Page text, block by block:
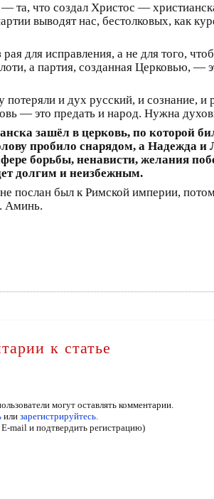
что создал Христос —
выводят нас, бестолковых, как
для исправления, а не для того,
а партия, созданная Церковью, —
и дух русский, и сознание, и
— это предать и народ. Нужна
зашёл в церковь, по которой
пробило снарядом, а Надежда и
борьбы, ненависти, желания
долгим и неизбежным.
послан был к Римской империи,
Аминь.
к статье
могут оставлять комментарии.
или зарегистрируйтесь.
mail и подтвердить регистрацию)